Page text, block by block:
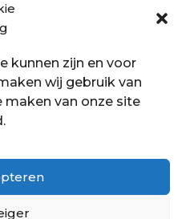
kunnen zijn en voor
wij gebruik van
maken van onze site